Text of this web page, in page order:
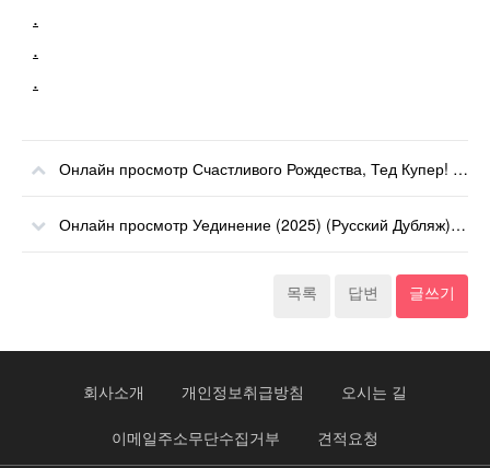
.
.
.
Онлайн просмотр Счастливого Рождества, Тед Купер! (2025) (Русский Дубляж) онлайн
Онлайн просмотр Уединение (2025) (Русский Дубляж) онлайн
목록 답변 글쓰기
회사소개 개인정보취급방침 오시는 길
이메일주소무단수집거부 견적요청